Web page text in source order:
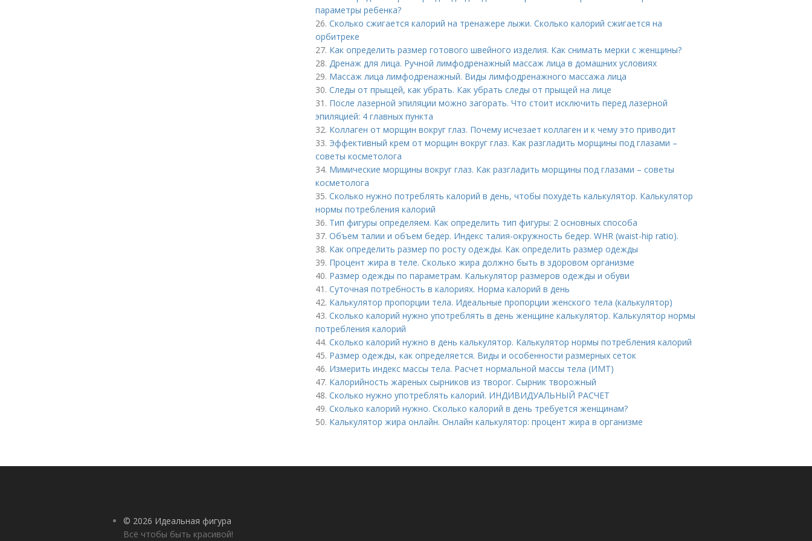
параметры ребенка?
26. Сколько сжигается калорий на тренажере лыжи. Сколько калорий сжигается на
орбитреке
27. Как определить размер готового швейного изделия. Как снимать мерки с женщины?
28. Дренаж для лица. Ручной лимфодренажный массаж лица в домашних условиях
29. Массаж лица лимфодренажный. Виды лимфодренажного массажа лица
30. Следы от прыщей, как убрать. Как убрать следы от прыщей на лице
31. После лазерной эпиляции можно загорать. Что стоит исключить перед лазерной
эпиляцией: 4 главных пункта
32. Коллаген от морщин вокруг глаз. Почему исчезает коллаген и к чему это приводит
33. Эффективный крем от морщин вокруг глаз. Как разгладить морщины под глазами –
советы косметолога
34. Мимические морщины вокруг глаз. Как разгладить морщины под глазами – советы
косметолога
35. Сколько нужно потреблять калорий в день, чтобы похудеть калькулятор. Калькулятор
нормы потребления калорий
36. Тип фигуры определяем. Как определить тип фигуры: 2 основных способа
37. Объем талии и объем бедер. Индекс талия-окружность бедер. WHR (waist-hip ratio).
38. Как определить размер по росту одежды. Как определить размер одежды
39. Процент жира в теле. Сколько жира должно быть в здоровом организме
40. Размер одежды по параметрам. Калькулятор размеров одежды и обуви
41. Суточная потребность в калориях. Норма калорий в день
42. Калькулятор пропорции тела. Идеальные пропорции женского тела (калькулятор)
43. Сколько калорий нужно употреблять в день женщине калькулятор. Калькулятор нормы
потребления калорий
44. Сколько калорий нужно в день калькулятор. Калькулятор нормы потребления калорий
45. Размер одежды, как определяется. Виды и особенности размерных сеток
46. Измерить индекс массы тела. Расчет нормальной массы тела (ИМТ)
47. Калорийность жареных сырников из творог. Сырник творожный
48. Сколько нужно употреблять калорий. ИНДИВИДУАЛЬНЫЙ РАСЧЕТ
49. Сколько калорий нужно. Сколько калорий в день требуется женщинам?
50. Калькулятор жира онлайн. Онлайн калькулятор: процент жира в организме
© 2026 Идеальная фигура
Всё чтобы быть красивой!